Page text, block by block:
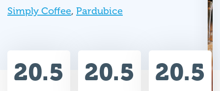
Simply Coffee, Pardubice
20.5 20.5 20.5